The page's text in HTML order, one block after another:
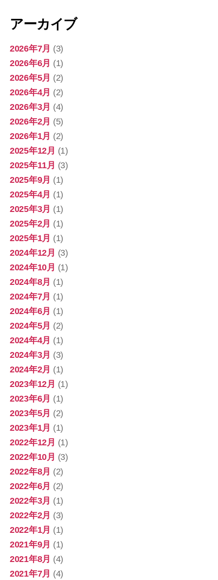
アーカイブ
2026年7月 (3)
2026年6月 (1)
2026年5月 (2)
2026年4月 (2)
2026年3月 (4)
2026年2月 (5)
2026年1月 (2)
2025年12月 (1)
2025年11月 (3)
2025年9月 (1)
2025年4月 (1)
2025年3月 (1)
2025年2月 (1)
2025年1月 (1)
2024年12月 (3)
2024年10月 (1)
2024年8月 (1)
2024年7月 (1)
2024年6月 (1)
2024年5月 (2)
2024年4月 (1)
2024年3月 (3)
2024年2月 (1)
2023年12月 (1)
2023年6月 (1)
2023年5月 (2)
2023年1月 (1)
2022年12月 (1)
2022年10月 (3)
2022年8月 (2)
2022年6月 (2)
2022年3月 (1)
2022年2月 (3)
2022年1月 (1)
2021年9月 (1)
2021年8月 (4)
2021年7月 (4)